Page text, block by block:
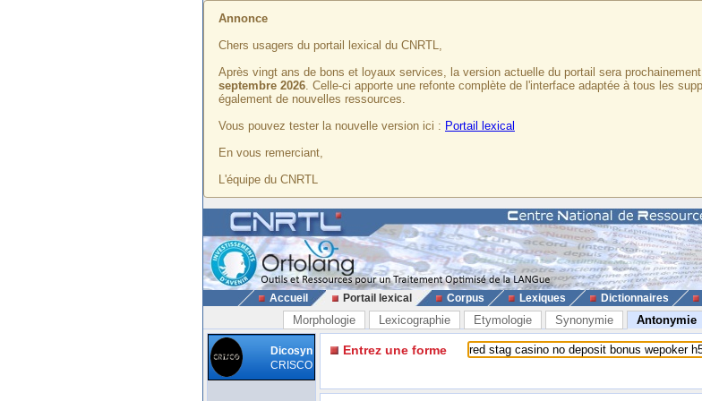
Annonce
Chers usagers du portail lexical du CNRTL,
Après vingt ans de bons et loyaux services, la version actuelle du portail sera
septembre 2026. Celle-ci apporte une refonte complète de l'interface adaptée à tous les
également de nouvelles ressources.
Vous pouvez tester la nouvelle version ici : Portail lexical
En vous remerciant,
L'équipe du CNRTL
Accueil Portail lexical Corpus Lexiques Dictionnaires
Morphologie Lexicographie Etymologie Synonymie Antonymie
Dicosyn
CRISCO
Entrez une forme